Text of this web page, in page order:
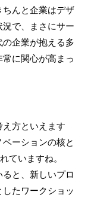
ちんと企業はデザ
で、まさにサー
企業が抱える多
に関心が高まっ
方といえます
ーションの核と
ていますね。
と、新しいプロ
たワークショッ